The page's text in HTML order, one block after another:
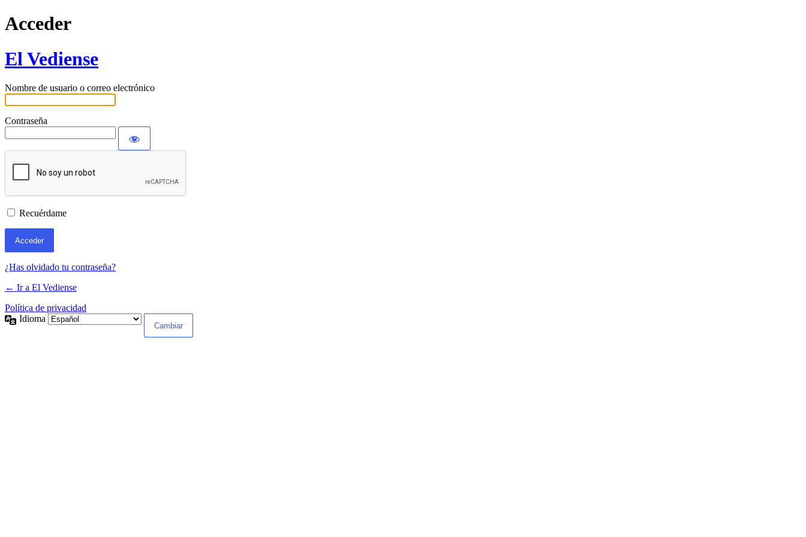
Acceder
El Vediense
Nombre de usuario o correo electrónico
Contraseña
Recuérdame
¿Has olvidado tu contraseña?
← Ir a El Vediense
Política de privacidad
Idioma